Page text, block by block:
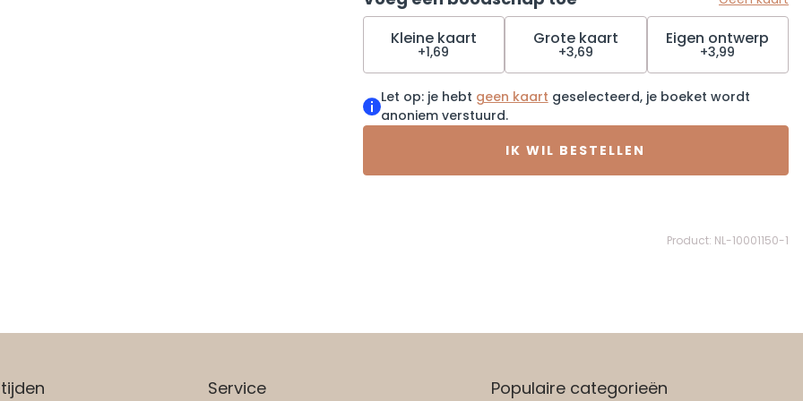
Kleine kaart
+1,69
Grote kaart
+3,69
Eigen ontwerp
+3,99
Let op: je hebt geen kaart geselecteerd, je boeket wordt
anoniem verstuurd.
IK WIL BESTELLEN
Product: NL-10001150-1
Service Populaire categorieën